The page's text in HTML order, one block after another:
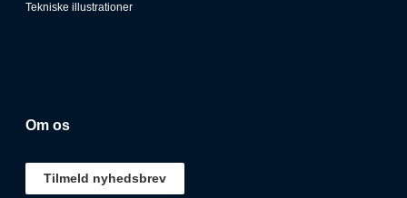
Tekniske illustrationer
Om os
Tilmeld nyhedsbrev